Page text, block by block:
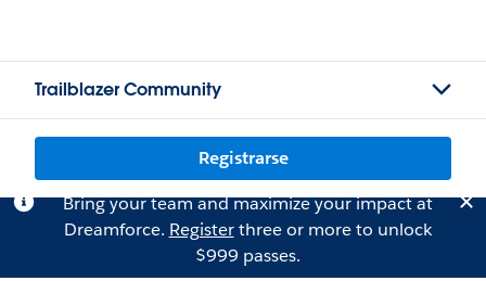
Trailblazer Community
Registrarse
Bring your team and maximize your impact at
Dreamforce. Registerthree or more to unlock
$999 passes.